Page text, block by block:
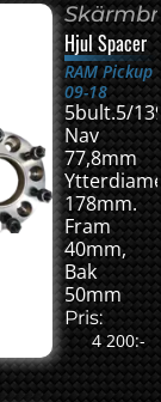
Hjul Spacer
RAM Pickup
09-18
5bult.5/
Nav
77,8mm
178mm.
Fram
40mm,
Bak
50mm
Pris:
4 200:-